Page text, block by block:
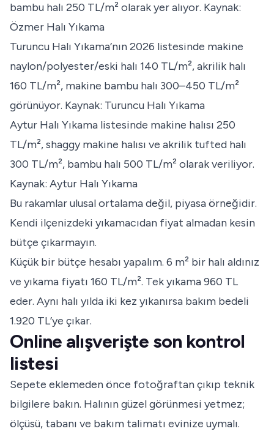
bambu halı 250 TL/m² olarak yer alıyor. Kaynak:
Özmer Halı Yıkama
Turuncu Halı Yıkama’nın 2026 listesinde makine
naylon/polyester/eski halı 140 TL/m², akrilik halı
160 TL/m², makine bambu halı 300–450 TL/m²
görünüyor. Kaynak: Turuncu Halı Yıkama
Aytur Halı Yıkama listesinde makine halısı 250
TL/m², shaggy makine halısı ve akrilik tufted halı
300 TL/m², bambu halı 500 TL/m² olarak veriliyor.
Kaynak: Aytur Halı Yıkama
Bu rakamlar ulusal ortalama değil, piyasa örneğidir.
Kendi ilçenizdeki yıkamacıdan fiyat almadan kesin
bütçe çıkarmayın.
Küçük bir bütçe hesabı yapalım. 6 m² bir halı aldınız
ve yıkama fiyatı 160 TL/m². Tek yıkama 960 TL
eder. Aynı halı yılda iki kez yıkanırsa bakım bedeli
1.920 TL’ye çıkar.
Online alışverişte son kontrol
listesi
Sepete eklemeden önce fotoğraftan çıkıp teknik
bilgilere bakın. Halının güzel görünmesi yetmez;
ölçüsü, tabanı ve bakım talimatı evinize uymalı.